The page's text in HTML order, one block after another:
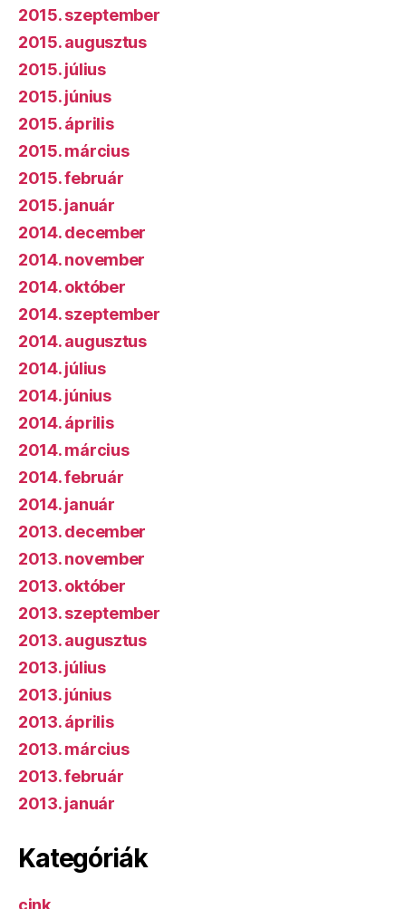
2015. szeptember
2015. augusztus
2015. július
2015. június
2015. április
2015. március
2015. február
2015. január
2014. december
2014. november
2014. október
2014. szeptember
2014. augusztus
2014. július
2014. június
2014. április
2014. március
2014. február
2014. január
2013. december
2013. november
2013. október
2013. szeptember
2013. augusztus
2013. július
2013. június
2013. április
2013. március
2013. február
2013. január
Kategóriák
cink